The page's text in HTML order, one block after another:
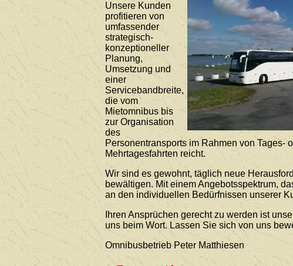
Unsere Kunden
profitieren von
umfassender
strategisch-
konzeptioneller
Planung,
Umsetzung und
einer
Servicebandbreite,
die vom
Mietomnibus bis
zur Organisation
des
Personentransports im Rahmen von Tages-
Mehrtagesfahrten reicht.
Wir sind es gewohnt, täglich neue
bewältigen. Mit einem Angebotsspektrum,
an den individuellen Bedürfnissen unserer
Ihren Ansprüchen gerecht zu werden ist
uns beim Wort. Lassen Sie sich von uns
Omnibusbetrieb Peter Matthiesen